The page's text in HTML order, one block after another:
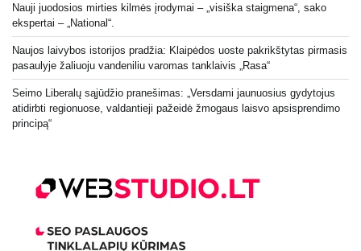
Nauji juodosios mirties kilmės įrodymai – „visiška staigmena“, sako
ekspertai – „National“.
Naujos laivybos istorijos pradžia: Klaipėdos uoste pakrikštytas pirmasis
pasaulyje žaliuoju vandeniliu varomas tanklaivis „Rasa“
Seimo Liberalų sąjūdžio pranešimas: „Versdami jaunuosius gydytojus
atidirbti regionuose, valdantieji pažeidė žmogaus laisvo apsisprendimo
principą“